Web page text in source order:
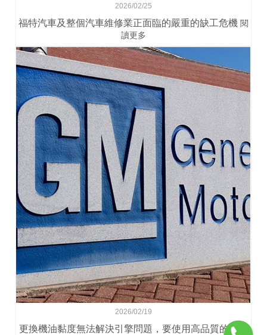
2026/02/25
福特汽車及整個汽車維修業正面臨的嚴重的缺工危機閱
讀更多
2026/02/19
更換機油黏度無法解決引擎問題，要使用高品質的機油